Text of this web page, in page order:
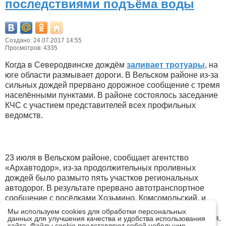
последствиями подъёма воды
Создано: 24.07.2017 14:55
Просмотров: 4335
Когда в Северодвинске дождём заливает тротуары, на
юге области размывает дороги. В Вельском районе из-за
сильных дождей прервано дорожное сообщение с тремя
населёнными пунктами. В районе состоялось заседание
КЧС с участием представителей всех профильных
ведомств.
23 июля в Вельском районе, сообщает агентство
«Архавтодор», из-за продолжительных проливных
дождей было размыто пять участков региональных
автодорог. В результате прервано автотранспортное
сообщение с посёлками Хозьмино, Комсомольский, и
деревней Шабаново. Ликвидируют размывы один за
другим, завершить работы планируется в среду, 26 июля.
Мы используем cookies для обработки персональных
данных для улучшения качества и удобства использования